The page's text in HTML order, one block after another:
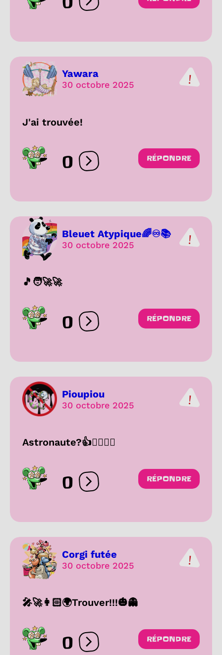
Ouvrir les réactions
Yawara
30 octobre 2025
J'ai trouvée!
0 Ouvrir les réactions
RÉPONDRE
Bleuet Atypique🌈♾️📚
30 octobre 2025
🎵🧑‍🚀🚀
0 Ouvrir les réactions
RÉPONDRE
Pioupiou
30 octobre 2025
Astronaute?👍👌🏽🤞🏽
0 Ouvrir les réactions
RÉPONDRE
Corgi futée
30 octobre 2025
🎤🚀👩🏻🌍Trouver!!!🎃👻
0 Ouvrir les réactions
RÉPONDRE